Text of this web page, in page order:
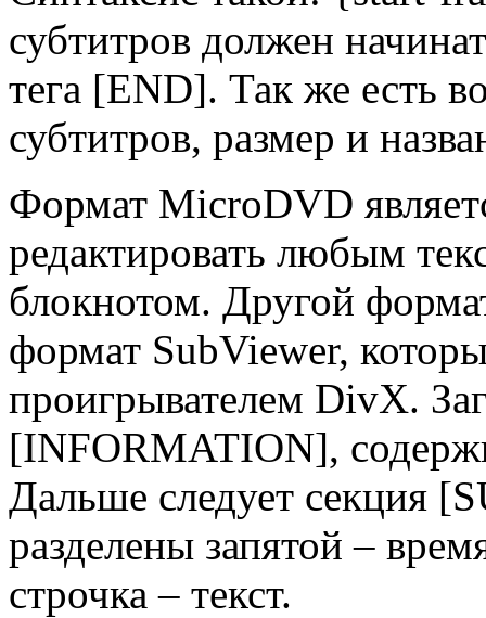
субтитров должен
тега [END]. Так же есть
субтитров, размер и
Формат MicroDVD
редактировать любым
блокнотом. Другой
формат SubViewer,
проигрывателем DivX.
[INFORMATION],
Дальше следует секция
разделены запятой –
строчка – текст.